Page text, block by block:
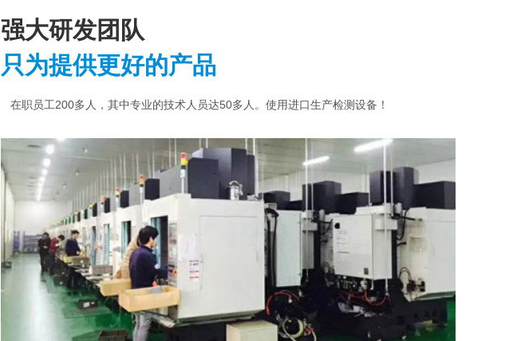
强大研发团队
只为提供更好的产品
在职员工200多人，其中专业的技术人员达50多人。使用进口生产检测设备！